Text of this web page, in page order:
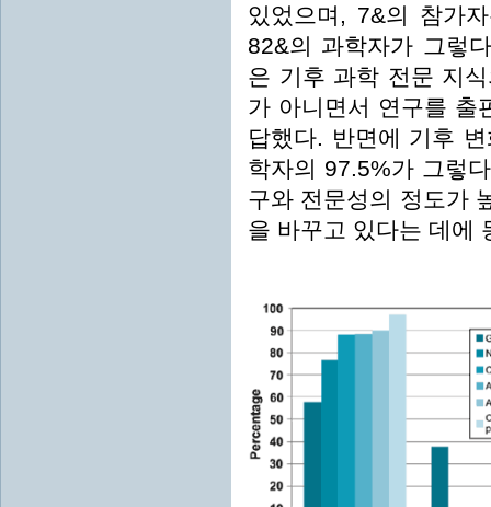
있었으며, 7&의 참가
82&의 과학자가 그렇
은 기후 과학 전문 지
가 아니면서 연구를 출
답했다. 반면에 기후
학자의 97.5%가 그렇
구와 전문성의 정도가
을 바꾸고 있다는 데에